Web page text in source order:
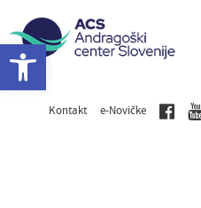
Kontakt e-Novičke
Open toolbar